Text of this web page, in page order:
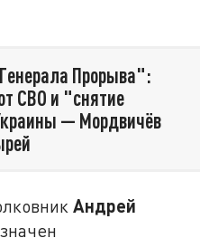
Прорыва":
СВО и "снятие
— Мордвичёв
Андрей